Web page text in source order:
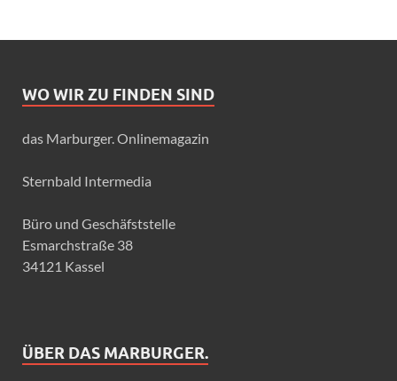
WO WIR ZU FINDEN SIND
das Marburger. Onlinemagazin
Sternbald Intermedia
Büro und Geschäfststelle
Esmarchstraße 38
34121 Kassel
ÜBER DAS MARBURGER.